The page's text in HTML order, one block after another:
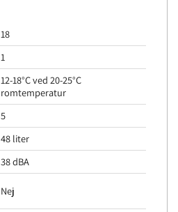
18
1
12-18°C ved 20-25°C
romtemperatur
5
48 liter
38 dBA
Nej